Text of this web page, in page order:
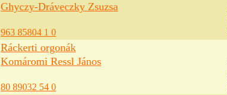
Ghyczy-Dráveczky Zsuzsa
963 85804 1 0
Ráckerti orgonák
Komáromi Ressl János
80 89032 54 0